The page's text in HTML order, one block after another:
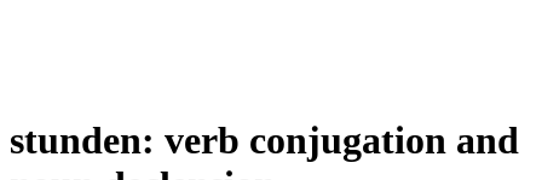
stunden: verb conjugation and